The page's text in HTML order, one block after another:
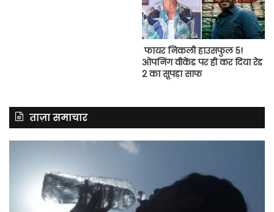
फायर निकली हाउसफुल 5!
ओपनिंग वीकेंड पर ही कर दिया रेड
2 का सूपड़ा साफ
ताज़ा समाचार